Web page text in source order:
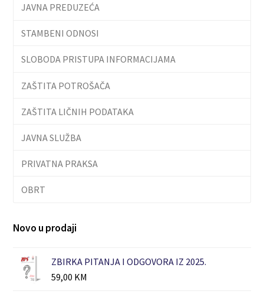
JAVNA PREDUZEĆA
STAMBENI ODNOSI
SLOBODA PRISTUPA INFORMACIJAMA
ZAŠTITA POTROŠAČA
ZAŠTITA LIČNIH PODATAKA
JAVNA SLUŽBA
PRIVATNA PRAKSA
OBRT
Novo u prodaji
ZBIRKA PITANJA I ODGOVORA IZ 2025.
59,00 KM